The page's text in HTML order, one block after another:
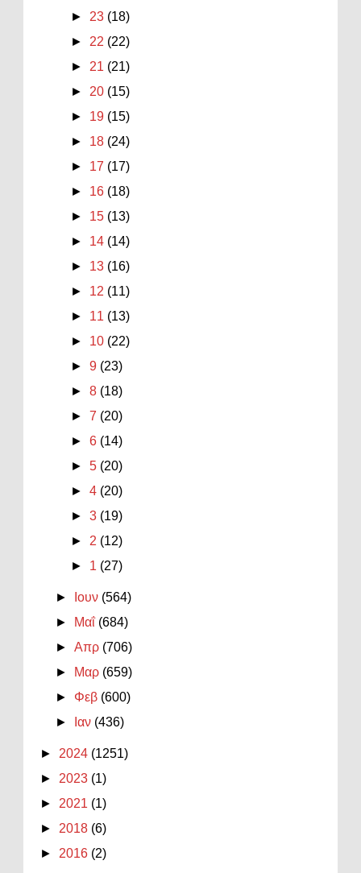
► 23 (18)
► 22 (22)
► 21 (21)
► 20 (15)
► 19 (15)
► 18 (24)
► 17 (17)
► 16 (18)
► 15 (13)
► 14 (14)
► 13 (16)
► 12 (11)
► 11 (13)
► 10 (22)
►9 (23)
►8 (18)
►7 (20)
►6 (14)
►5 (20)
►4 (20)
►3 (19)
► 2 (12)
► 1 (27)
► Ιουν (564)
►
Μαΐ (684)
►Απρ (706)
►
Μαρ (659)
► Φεβ (600)
►
Ιαν (436)
► 2024 (1251)
► 2023 (1)
► 2021 (1)
► 2018 (6)
► 2016 (2)